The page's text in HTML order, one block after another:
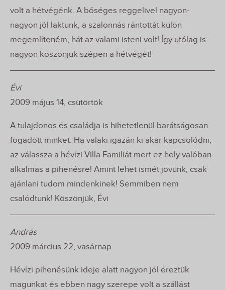
volt a hétvégénk. A bőséges reggelivel nagyon-
nagyon jól laktunk, a szalonnás rántottát külön
megemlíteném, hát az valami isteni volt! Így utólag is
nagyon köszönjük szépen a hétvégét!
Évi
2009 május 14, csütörtök
A tulajdonos és családja is hihetetlenül barátságosan
fogadott minket. Ha valaki igazán ki akar kapcsolódni,
az válassza a hévízi Villa Familiát mert ez hely valóban
alkalmas a pihenésre! Amint lehet ismét jövünk, csak
ajánlani tudom mindenkinek! Semmiben nem
csalódtunk! Köszönjük, Évi
András
2009 március 22, vasárnap
Hévízi pihenésünk ideje alatt nagyon jól éreztük
magunkat és ebben nagy szerepe volt a szállást